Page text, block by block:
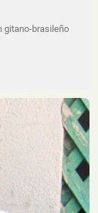
gitano-brasileño